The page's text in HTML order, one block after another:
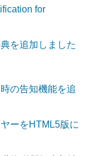
for
を追加しました
の告知機能を追
ーをHTML5版に